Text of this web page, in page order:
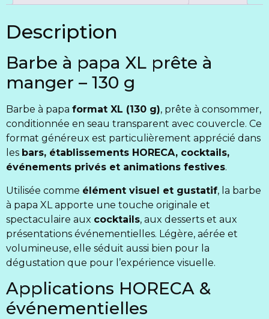
Description
Barbe à papa XL prête à
manger – 130 g
Barbe à papa format XL (130 g), prête à consommer,
conditionnée en seau transparent avec couvercle. Ce
format généreux est particulièrement apprécié dans
les bars, établissements HORECA, cocktails,
événements privés et animations festives.
Utilisée comme élément visuel et gustatif, la barbe
à papa XL apporte une touche originale et
spectaculaire aux cocktails, aux desserts et aux
présentations événementielles. Légère, aérée et
volumineuse, elle séduit aussi bien pour la
dégustation que pour l’expérience visuelle.
Applications HORECA &
événementielles